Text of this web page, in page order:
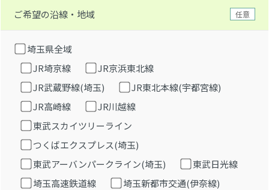
ご希望の沿線・地域 任意
埼玉県全域
JR埼京線
JR京浜東北線
JR武蔵野線(埼玉)
JR東北本線(宇都宮線)
JR高崎線
JR川越線
東武スカイツリーライン
つくばエクスプレス(埼玉)
東武アーバンパークライン(埼玉)
東武日光線
埼玉高速鉄道線
埼玉新都市交通(伊奈線)